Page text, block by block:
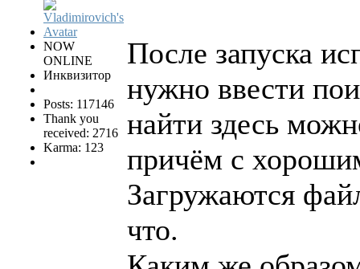
NOW
ONLINE
Инквизитор
Posts: 117146
Thank you
received: 2716
Karma: 123
После запуска
нужно ввести
найти здесь
причём с
Загружаются
что.